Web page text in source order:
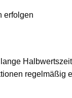
erfolgen
regelmäßig